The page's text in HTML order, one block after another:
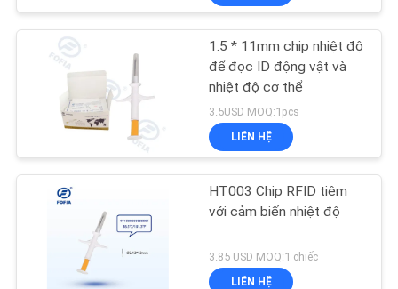
1.5 * 11mm chip nhiệt độ
để đọc ID động vật và
nhiệt độ cơ thể
3.5USD MOQ:1pcs
LIÊN HỆ
HT003 Chip RFID tiêm
với cảm biến nhiệt độ
3.85 USD MOQ:1 chiếc
LIÊN HỆ